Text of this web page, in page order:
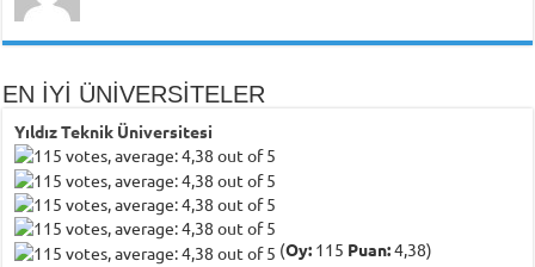
EN İYİ ÜNİVERSİTELER
Yıldız Teknik Üniversitesi
(Oy: 115 Puan:4,38)